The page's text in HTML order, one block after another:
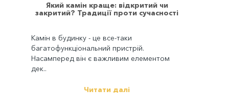
Який камін краще: відкритий чи
закритий? Традиції проти сучасності
Камін в будинку - це все-таки
багатофункціональний пристрій.
Насамперед він є важливим елементом
дек..
Читати далі